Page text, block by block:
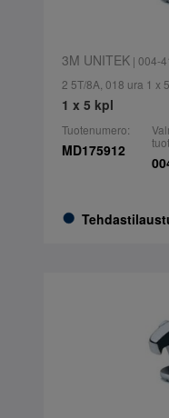
3M UNITEK| 004-
2 5T/8A, 018 ura 1 x
1 x 5 kpl
Tuotenumero:
MD175912